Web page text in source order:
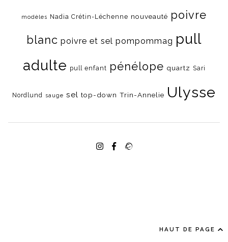
modèles Nadia Crétin-Léchenne nouveauté poivre
blanc poivre et sel pompommag pull
adulte pull enfant pénélope quartz Sari
Nordlund sauge sel top-down Trin-Annelie Ulysse
HAUT DE PAGE